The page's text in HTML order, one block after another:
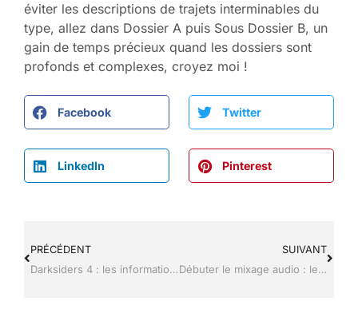
éviter les descriptions de trajets interminables du
type, allez dans Dossier A puis Sous Dossier B, un
gain de temps précieux quand les dossiers sont
profonds et complexes, croyez moi !
Facebook Twitter
LinkedIn Pinterest
PRÉCÉDENT
Darksiders 4 : les informations sur la date de sortie et le gameplay
SUIVANT
Débuter le mixage audio : les erreurs à éviter lorsque l’on commence